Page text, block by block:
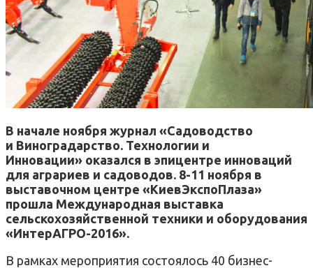
В начале ноября журнал «Садоводство
и Виноградарство. Технологии и
Инновации» оказался в эпицентре инноваций
для аграриев и садоводов. 8-11 ноября в
выставочном центре «КиевЭкспоПлаза»
прошла Международная выставка
сельскохозяйственной техники и оборудования
«ИнтерАГРО-2016».
В рамках мероприятия состоялось 40 бизнес-